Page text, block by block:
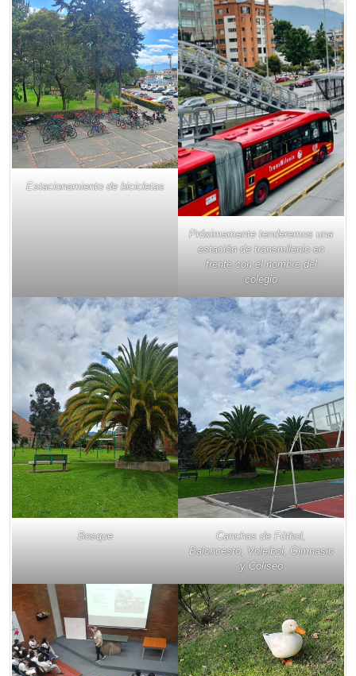
Estacionamiento de bicicletas
Próximamente tenderemos una
estación de transmilenio en
frente con el nombre del
colegio
Bosque
Canchas de Fútbol,
Baloncesto, Voleibol, Gimnasio
y Coliseo